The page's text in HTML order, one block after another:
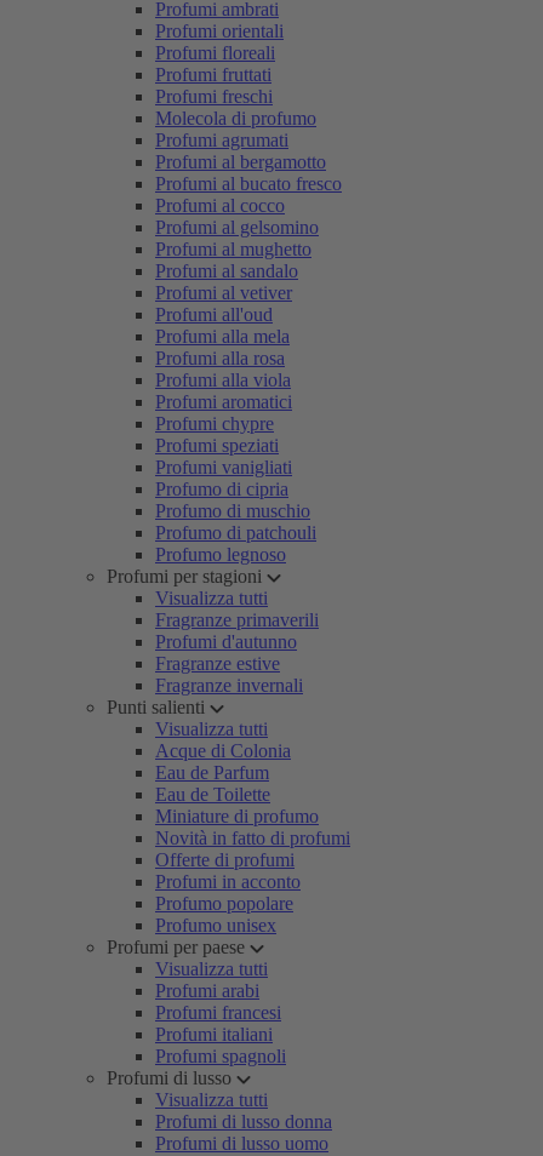
Profumi ambrati
Profumi orientali
Profumi floreali
Profumi fruttati
Profumi freschi
Molecola di profumo
Profumi agrumati
Profumi al bergamotto
Profumi al bucato fresco
Profumi al cocco
Profumi al gelsomino
Profumi al mughetto
Profumi al sandalo
Profumi al vetiver
Profumi all'oud
Profumi alla mela
Profumi alla rosa
Profumi alla viola
Profumi aromatici
Profumi chypre
Profumi speziati
Profumi vanigliati
Profumo di cipria
Profumo di muschio
Profumo di patchouli
Profumo legnoso
Profumi per stagioni
Visualizza tutti
Fragranze primaverili
Profumi d'autunno
Fragranze estive
Fragranze invernali
Punti salienti
Visualizza tutti
Acque di Colonia
Eau de Parfum
Eau de Toilette
Miniature di profumo
Novità in fatto di profumi
Offerte di profumi
Profumi in acconto
Profumo popolare
Profumo unisex
Profumi per paese
Visualizza tutti
Profumi arabi
Profumi francesi
Profumi italiani
Profumi spagnoli
Profumi di lusso
Visualizza tutti
Profumi di lusso donna
Profumi di lusso uomo